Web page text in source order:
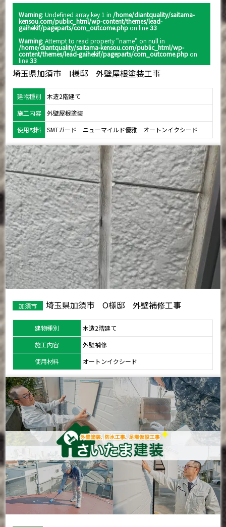
Warning : Undefined array key 1 in /home/diantquality/saitama-
kensou.com/public_html/wp-content/themes/lead-
gaihekif/pageparts/com_outcome.phpon line33
Warning : Attempt to read property "name" on null in
/home/diantquality/saitama-kensou.com/public_html/wp-
content/themes/lead-gaihekif/pageparts/com_outcome.phpon
line33
埼玉県加須市 I様邸 外壁屋根塗装工事
建物種別
木造2階建て
施工内容
外壁屋根塗装
使用材料
SMTガード ニューマイルド優雅 オートンイクシード
加須市 埼玉県加須市 O様邸 外壁補修工事
建物種別
木造2階建て
施工内容
外壁補修
使用材料
オートンイクシード